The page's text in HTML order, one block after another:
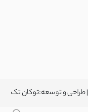
طراحی و توسعه:توکان تک